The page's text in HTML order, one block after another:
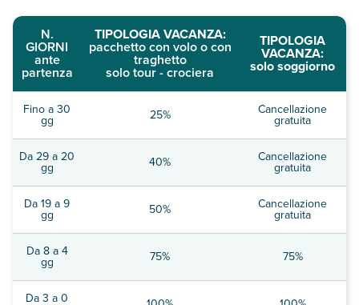
N.
GIORNI
ante
partenza
TIPOLOGIA VACANZA:
pacchetto con volo o con
traghetto
solo tour - crociera
TIPOLOGIA
VACANZA:
solo soggiorno
Fino a 30
gg 25% Cancellazione
gratuita
Da 29 a 20
gg 40% Cancellazione
gratuita
Da 19 a 9
gg 50% Cancellazione
gratuita
Da 8 a 4
gg 75% 75%
Da 3 a 0